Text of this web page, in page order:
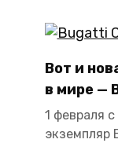
Вот и
в мире —
1 февраля
экземпляр